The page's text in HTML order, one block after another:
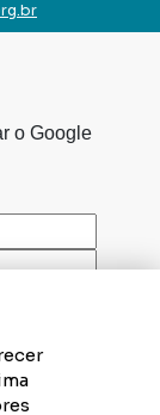
o Google